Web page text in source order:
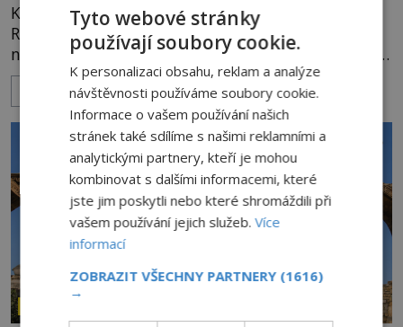
Kosti, zuby, pramen vlasů nebo kousky oděvu.
Relikvie svatých jsou po staletí jedním z
nejcennějších pokladů křesťanského světa. Některé
mají pečlivě doloženou historii, jiné provází
záhady, krádeže i nečekané objevy. Jejich osudy
připomínají dobrodružné romány, přesto se opírají
o skutečné historické události. Ve středověké
Evropě mají relikvie mimořádnou hodnotu. Nejsou
jen předmětem úcty
ZOBRAZIT VÍCE
Tyto webové stránky
používají soubory cookie.
K personalizaci obsahu, reklam a analýze
návštěvnosti používáme soubory cookie.
Informace o vašem používání našich
stránek také sdílíme s našimi reklamními a
analytickými partnery, kteří je mohou
kombinovat s dalšími informacemi, které
jste jim poskytli nebo které shromáždili při
vašem používání jejich služeb.Více
informací
ZOBRAZIT VŠECHNY PARTNERY (1616)
→